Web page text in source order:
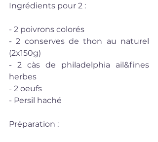
Ingrédients pour 2 :
- 2 poivrons colorés
- 2 conserves de thon au naturel
(2x150g)
- 2 càs de philadelphia ail&fines
herbes
- 2 oeufs
- Persil haché
Préparation :